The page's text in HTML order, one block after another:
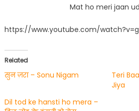
Mat ho meri jaan
https://www.youtube.com/
Related
सुन ज़रा – Sonu Nigam
Teri
Jiya
Dil tod ke hansti ho mera –